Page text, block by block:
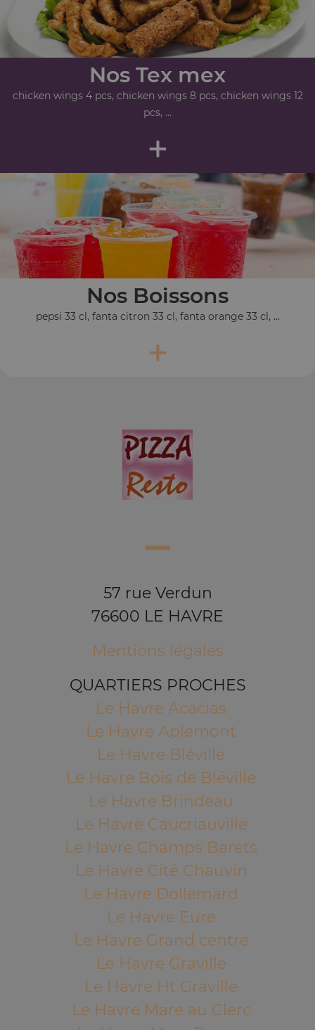
Nos Tex mex
chicken wings 4 pcs, chicken wings 8 pcs, chicken wings 12
pcs, ...
+
Nos Boissons
pepsi 33 cl, fanta citron 33 cl, fanta orange 33 cl, ...
+
57 rue Verdun
76600 LE HAVRE
Mentions légales
QUARTIERS PROCHES
Le Havre Acacias
Le Havre Aplemont
Le Havre Bléville
Le Havre Bois de Bléville
Le Havre Brindeau
Le Havre Caucriauville
Le Havre Champs Barets
Le Havre Cité Chauvin
Le Havre Dollemard
Le Havre Eure
Le Havre Grand centre
Le Havre Graville
Le Havre Ht Graville
Le Havre Mare au Clerc